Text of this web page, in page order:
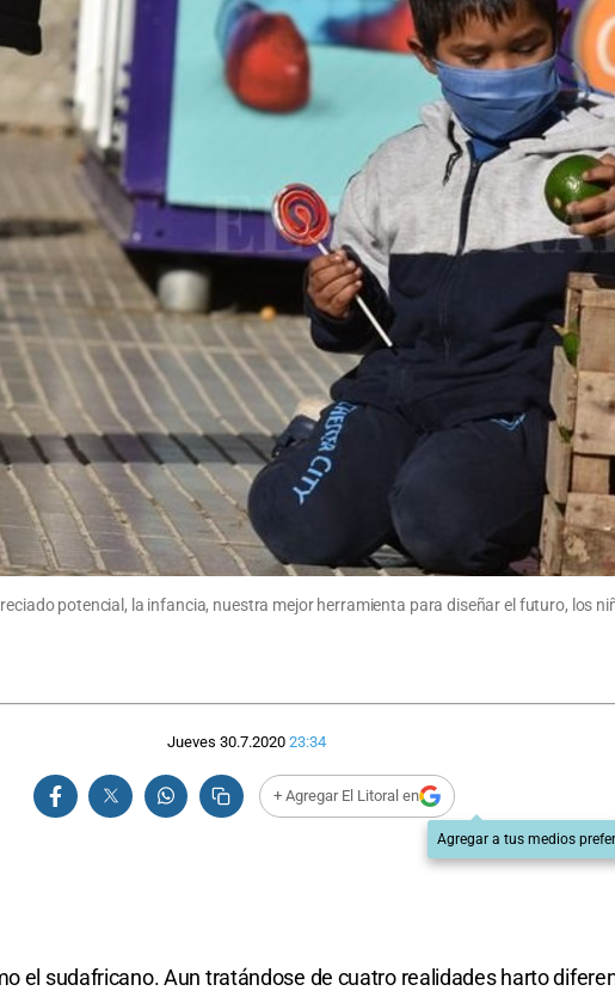
potencial, la infancia, nuestra mejor herramienta para diseñar el futuro, los
Jueves 30.7.2020 23:34
+ Agregar El Litoral en
Agregar a tus medios
el sudafricano. Aun tratándose de cuatro realidades harto